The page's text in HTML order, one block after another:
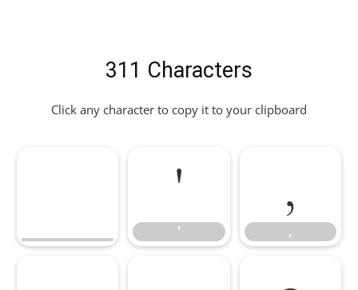
311 Characters
Click any character to copy it to your clipboard
'
'
,
,